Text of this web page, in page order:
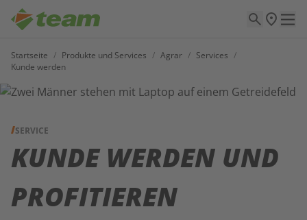
Startseite / Produkte und Services / Agrar / Services /
Kunde werden
SERVICE
KUNDE WERDEN UND
PROFITIEREN